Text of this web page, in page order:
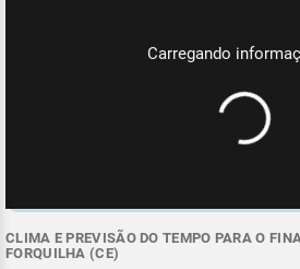
CLIMA E PREVISÃO DO TEMPO PARA O
FORQUILHA (CE)